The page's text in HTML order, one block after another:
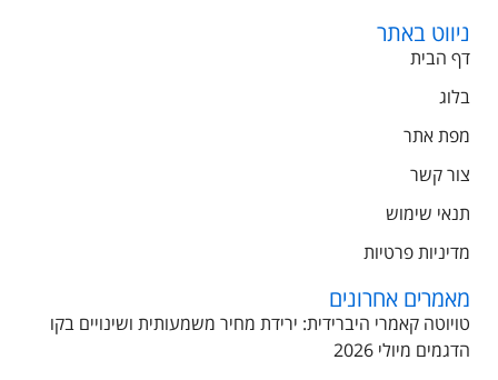
ניווט באתר
דף הבית
בלוג
מפת אתר
צור קשר
תנאי שימוש
מדיניות פרטיות
מאמרים אחרונים
טויוטה קאמרי היברידית: ירידת מחיר משמעותית ושינויים בקו
הדגמים מיולי 2026